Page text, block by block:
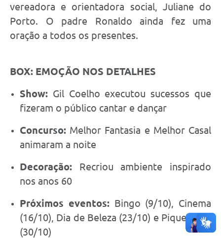
vereadora e orientadora social, Juliane do
Porto. O padre Ronaldo ainda fez uma
oração a todos os presentes.
BOX: EMOÇÃO NOS DETALHES
Show: Gil Coelho executou sucessos que
fizeram o público cantar e dançar
Concurso: Melhor Fantasia e Melhor Casal
animaram a noite
Decoração: Recriou ambiente inspirado
nos anos 60
Próximos eventos:Bingo (9/10), Cinema
(16/10), Dia de Beleza (23/10) e Piquenique
(30/10)